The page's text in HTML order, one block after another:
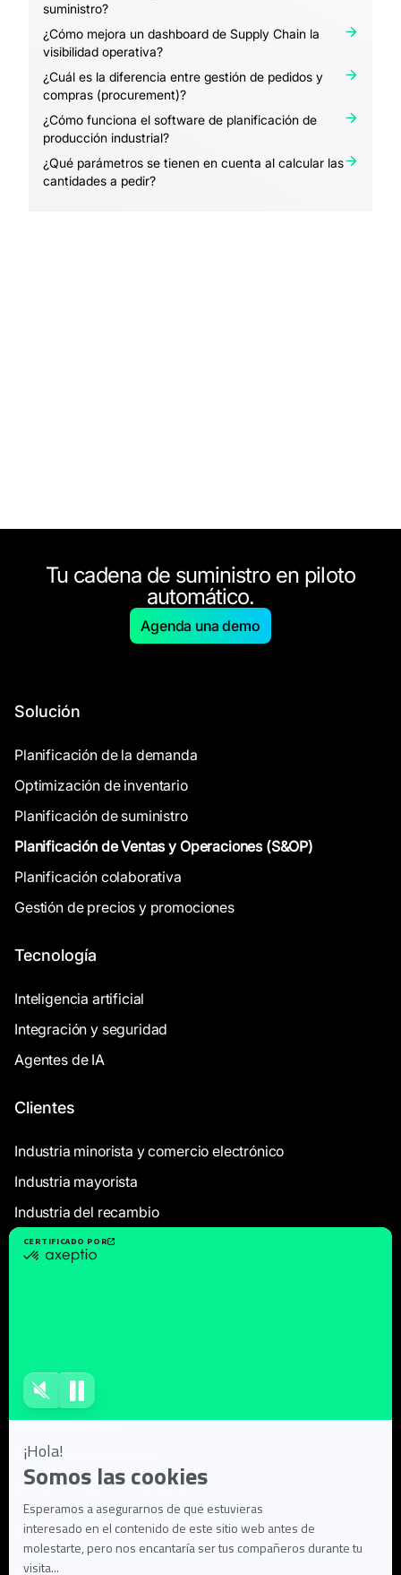
suministro?
¿Cómo mejora un dashboard de Supply Chain la
visibilidad operativa?
¿Cuál es la diferencia entre gestión de pedidos y
compras (procurement)?
¿Cómo funciona el software de planificación de
producción industrial?
¿Qué parámetros se tienen en cuenta al calcular las
cantidades a pedir?
Tu cadena de suministro en piloto
automático.
Agenda una demo
Solución
Planificación de la demanda
Optimización de inventario
Planificación de suministro
Planificación de Ventas y Operaciones (S&OP)
Planificación colaborativa
Gestión de precios y promociones
Tecnología
Inteligencia artificial
Integración y seguridad
Agentes de IA
Clientes
Industria minorista y comercio electrónico
Industria mayorista
Industria del recambio
Manufactura
Webinars
Artículos de blog
Preguntas Frecuentes
Documentación del usuario
Sobre nosotros